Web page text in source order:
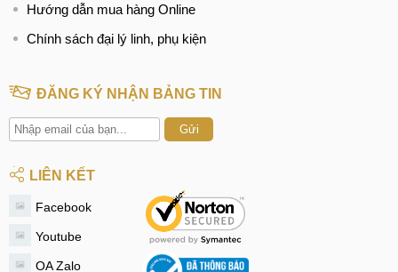
Hướng dẫn mua hàng Online
Chính sách đại lý linh, phụ kiện
ĐĂNG KÝ NHẬN BẢNG TIN
Gửi
LIÊN KẾT
Facebook
Youtube
OA Zalo